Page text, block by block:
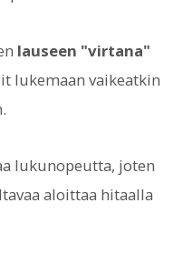
lauseen "virtana"
lukemaan vaikeatkin
lukunopeutta, joten
aloittaa hitaalla